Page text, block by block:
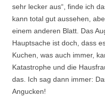
sehr lecker aus“, finde ich
kann total gut aussehen,
einem anderen Blatt. Das
Hauptsache ist doch, dass
Kuchen, was auch immer,
Katastrophe und die
das. Ich sag dann immer:
Angucken!